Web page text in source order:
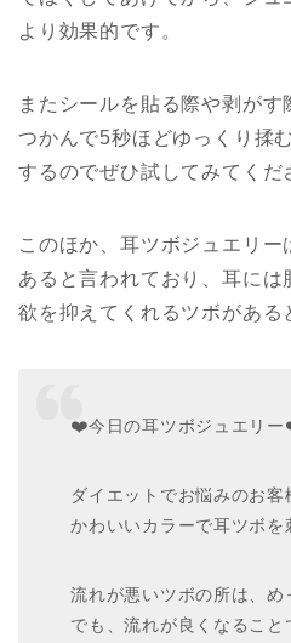
より効果的です。
またシールを貼る際や剥がす
つかんで5秒ほどゆっくり揉
するのでぜひ試してみてくだ
このほか、耳ツボジュエリ
あると言われており、耳には
欲を抑えてくれるツボがある
❤️今日の耳ツボジュエリ
ダイエットでお悩みのお客
かわいいカラーで耳ツボを
流れが悪いツボの所は、
でも、流れが良くなること